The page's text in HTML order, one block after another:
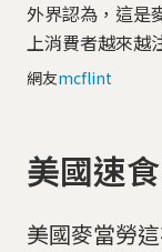
外界認為，這是
上消費者越來越
網友mcflint
美國速
美國麥當勞